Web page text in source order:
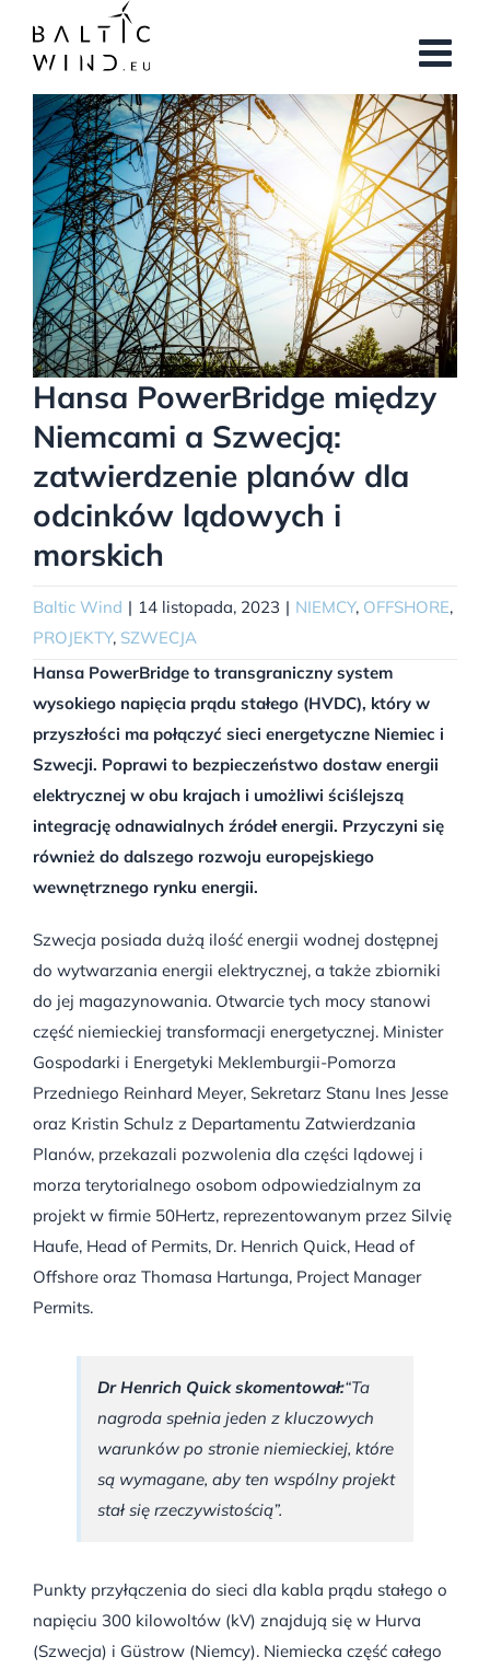
zawartości
Pokaż
większy
obrazek
Hansa PowerBridge między
Niemcami a Szwecją:
zatwierdzenie planów dla
odcinków lądowych i
morskich
Baltic Wind | 14 listopada, 2023 | NIEMCY, OFFSHORE,
PROJEKTY, SZWECJA
Hansa PowerBridge to transgraniczny system
wysokiego napięcia prądu stałego (HVDC), który w
przyszłości ma połączyć sieci energetyczne Niemiec i
Szwecji. Poprawi to bezpieczeństwo dostaw energii
elektrycznej w obu krajach i umożliwi ściślejszą
integrację odnawialnych źródeł energii. Przyczyni się
również do dalszego rozwoju europejskiego
wewnętrznego rynku energii.
Szwecja posiada dużą ilość energii wodnej dostępnej
do wytwarzania energii elektrycznej, a także zbiorniki
do jej magazynowania. Otwarcie tych mocy stanowi
część niemieckiej transformacji energetycznej. Minister
Gospodarki i Energetyki Meklemburgii-Pomorza
Przedniego Reinhard Meyer, Sekretarz Stanu Ines Jesse
oraz Kristin Schulz z Departamentu Zatwierdzania
Planów, przekazali pozwolenia dla części lądowej i
morza terytorialnego osobom odpowiedzialnym za
projekt w firmie 50Hertz, reprezentowanym przez Silvię
Haufe, Head of Permits, Dr. Henrich Quick, Head of
Offshore oraz Thomasa Hartunga, Project Manager
Permits.
Dr Henrich Quick skomentował:“Ta
nagroda spełnia jeden z kluczowych
warunków po stronie niemieckiej, które
są wymagane, aby ten wspólny projekt
stał się rzeczywistością”.
Punkty przyłączenia do sieci dla kabla prądu stałego o
napięciu 300 kilowoltów (kV) znajdują się w Hurva
(Szwecja) i Güstrow (Niemcy). Niemiecka część całego